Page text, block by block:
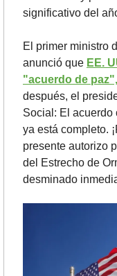
significativo del
El primer ministro
anunció que EE.
"acuerdo de
después, el
Social: El acuerdo
ya está completo.
presente autorizo
del Estrecho de
desminado